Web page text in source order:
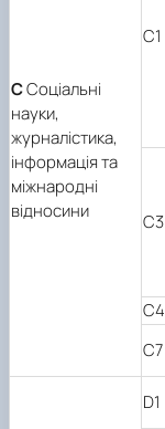
ССоціальні
науки,
журналістика,
інформація та
міжнародні
відносини
C1
C3
C4
C7
D1